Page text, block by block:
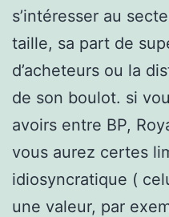
s’intéresser au
taille, sa part de
d’acheteurs ou la
de son boulot. si
avoirs entre BP,
vous aurez certes
idiosyncratique (
une valeur, par